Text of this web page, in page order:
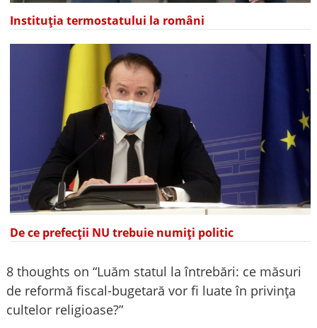
Instituția termostatului la români
De ce prefecții NU trebuie numiți politic
8 thoughts on “Luăm statul la întrebări: ce măsuri
de reformă fiscal-bugetară vor fi luate în privința
cultelor religioase?”